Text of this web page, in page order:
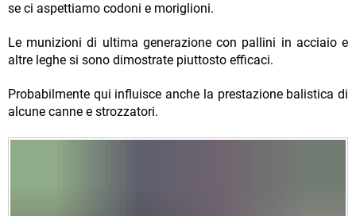
se ci aspettiamo codoni e moriglioni.
Le munizioni di ultima generazione con pallini in acciaio e
altre leghe si sono dimostrate piuttosto efficaci.
Probabilmente qui influisce anche la prestazione balistica di
alcune canne e strozzatori.